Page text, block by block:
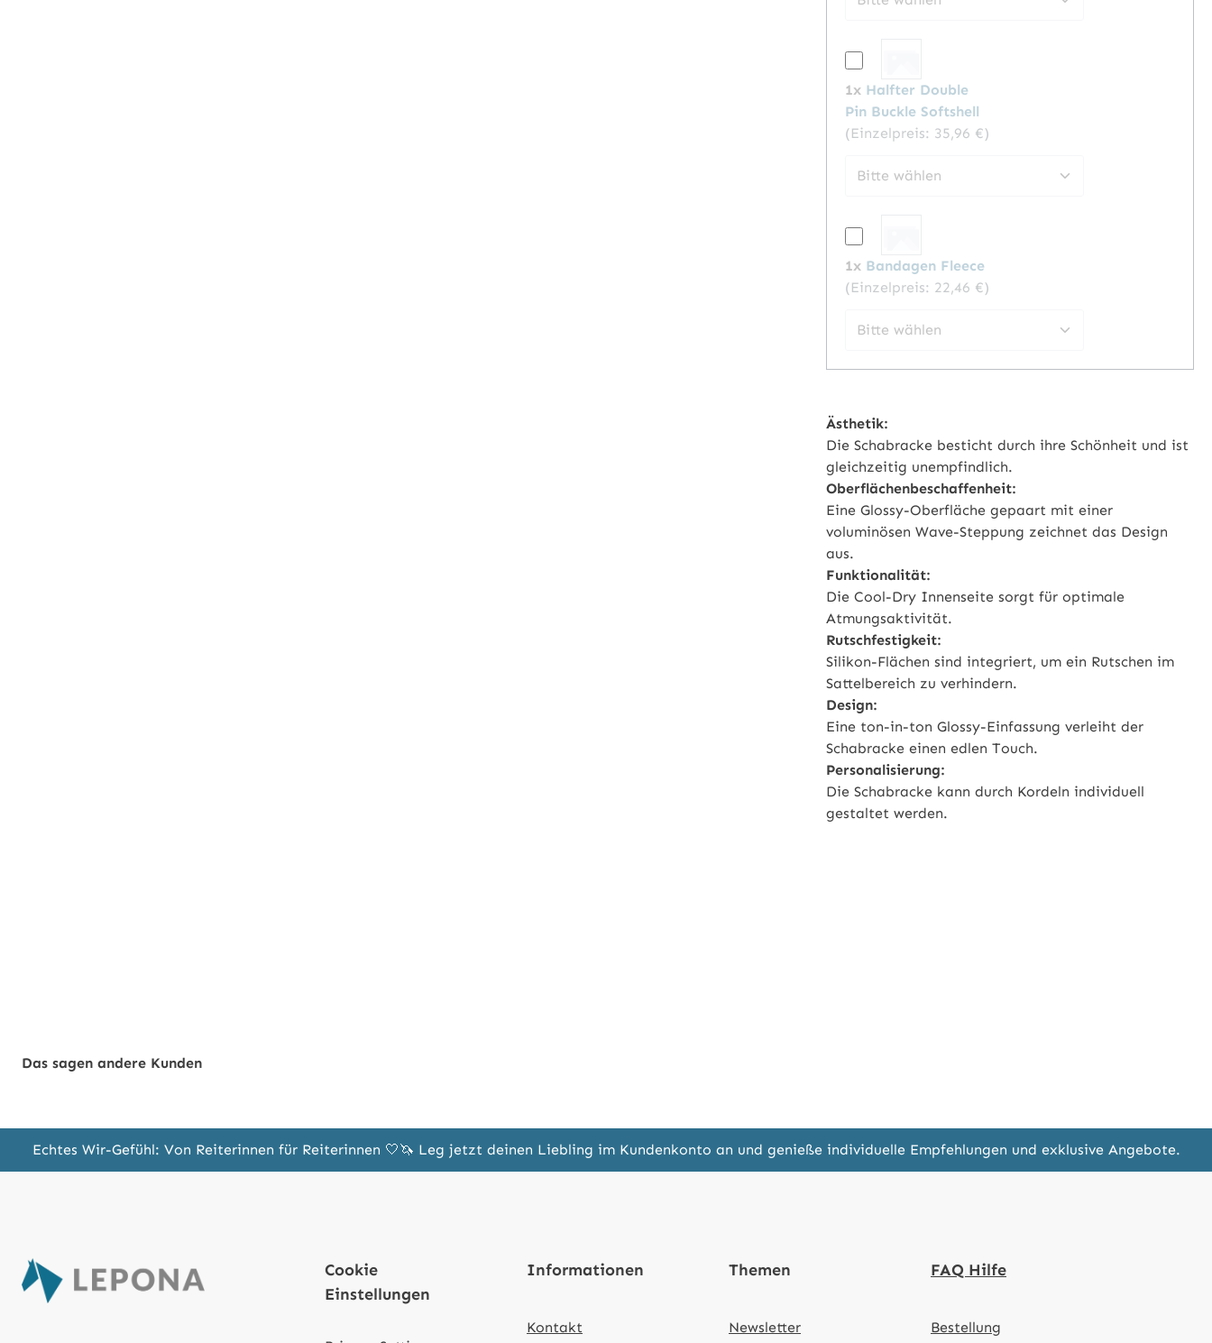
1x Halfter Double
Pin Buckle Softshell
(Einzelpreis: 35,96 €)
1x Bandagen Fleece
(Einzelpreis: 22,46 €)
Ästhetik:
Die Schabracke besticht durch ihre Schönheit und ist
gleichzeitig unempfindlich.
Oberflächenbeschaffenheit:
Eine Glossy-Oberfläche gepaart mit einer
voluminösen Wave-Steppung zeichnet das Design
aus.
Funktionalität:
Die Cool-Dry Innenseite sorgt für optimale
Atmungsaktivität.
Rutschfestigkeit:
Silikon-Flächen sind integriert, um ein Rutschen im
Sattelbereich zu verhindern.
Design:
Eine ton-in-ton Glossy-Einfassung verleiht der
Schabracke einen edlen Touch.
Personalisierung:
Die Schabracke kann durch Kordeln individuell
gestaltet werden.
Das sagen andere Kunden
Echtes Wir-Gefühl: Von Reiterinnen für Reiterinnen 🤍🦄 Leg jetzt deinen Liebling im Kundenkonto an und genieße individuelle Empfehlungen und exklusive Angebote.
Cookie
Einstellungen
Informationen
Kontakt
Themen
Newsletter
FAQ Hilfe
Bestellung